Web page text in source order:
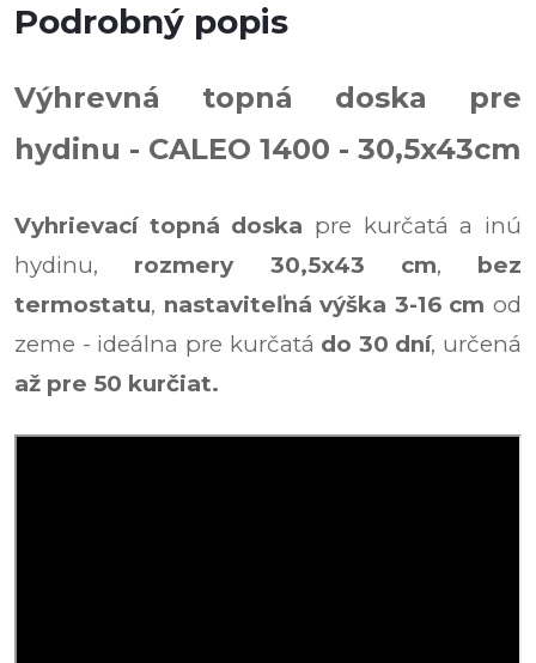
Podrobný popis
Výhrevná topná doska pre
hydinu - CALEO 1400 - 30,5x43cm
Vyhrievací topná doska pre kurčatá a inú
hydinu, rozmery 30,5x43 cm, bez
termostatu, nastaviteľná výška 3-16 cm od
zeme - ideálna pre kurčatá do 30 dní, určená
až pre 50 kurčiat.